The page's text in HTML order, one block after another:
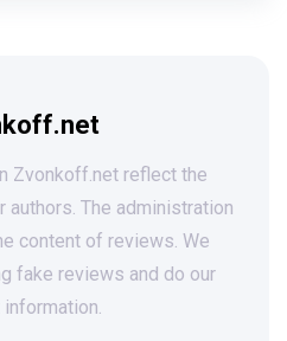
Zvonkoff.net reflect the
The administration
content of reviews. We
fake reviews and do our